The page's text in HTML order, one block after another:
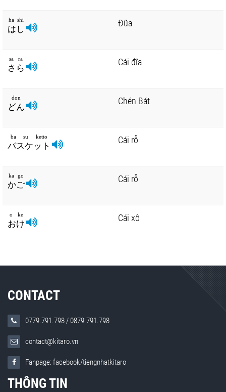
はし
ha shi Đũa
さら
sa ra Cái đĩa
どん
don Chén Bát
バスケット
ba su ketto Cái rỗ
かご
ka go Cái rỗ
おけ
o ke Cái xô
CONTACT
0779.791.798/0879.791.798
contact@kitaro.vn
Fanpage: facebook/tiengnhatkitaro
THÔNG TIN